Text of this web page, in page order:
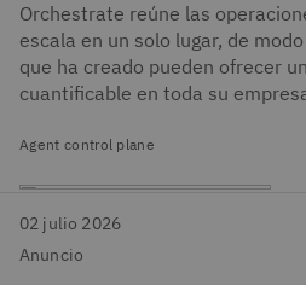
Orchestrate reúne las
escala en un solo lugar, de
que ha creado pueden ofrecer
cuantificable en toda su
Agent control plane
02 julio 2026
Anuncio